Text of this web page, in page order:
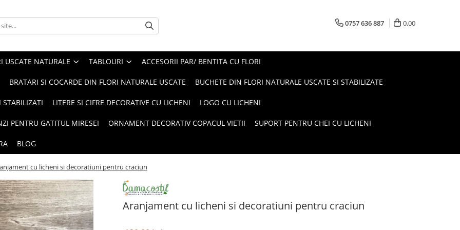
0757 636 887 0,00
NATURALE TABLOURI ACCESORII PAR/ BENTITA CU FLORI
BRATARI SI COCARDE DIN FLORI NATURALE USCATE BUCHETE DIN FLORI NATURALE USCATE SI STABILIZATE
LITERE SI CIFRE DECORATIVE CU LICHENI LOGO CU LICHENI
PENTRU GATITUL MIRESEI ORNAMENT DECORATIV COPACUL VIETII SUPORT PENTRU CHEI CU LICHENI
BLOG
cu licheni si decoratiuni pentru craciun
Aranjament cu licheni si decoratiuni pentru craciun